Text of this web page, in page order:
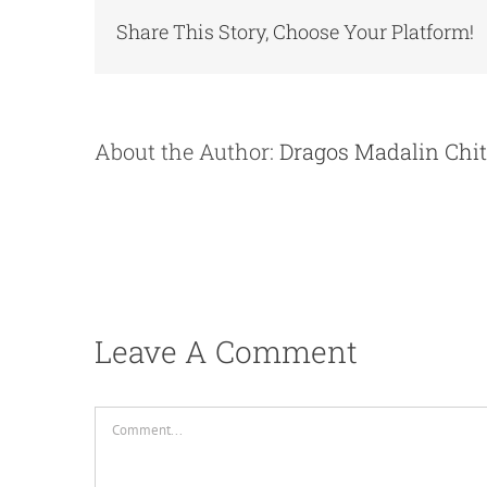
Share This Story, Choose Your Platform!
About the Author: Dragos Madalin
Leave A Comment